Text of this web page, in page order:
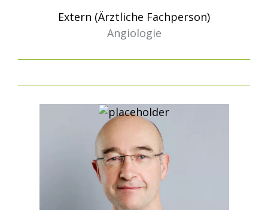
Extern (Ärztliche Fachperson)
Angiologie